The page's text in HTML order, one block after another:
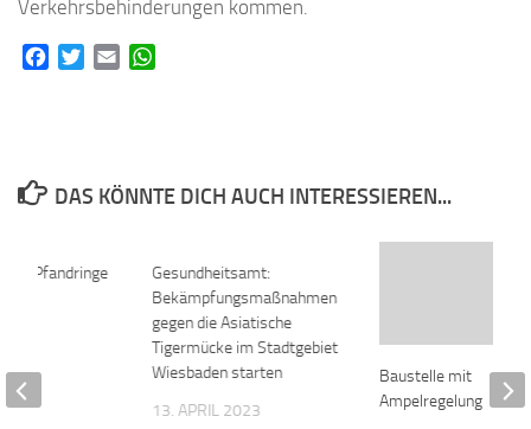
Verkehrsbehinderungen kommen.
FacebookTwitterEmail
DAS KÖNNTE DICH AUCH INTERESSIEREN...
Gesundheitsamt:
Bekämpfungsmaßnahmen
gegen die Asiatische
Tigermücke im Stadtgebiet
Wiesbaden starten
13. APRIL 2023
Baustelle mit
Ampelregelung
Pfandringe